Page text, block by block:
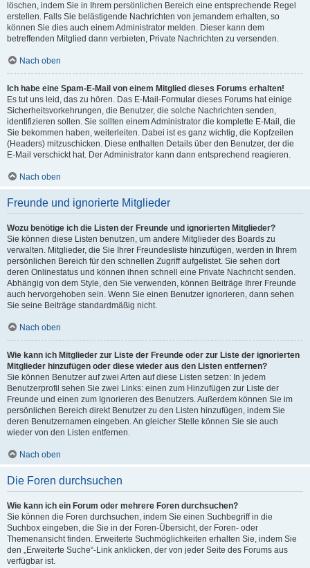
löschen, indem Sie in Ihrem persönlichen Bereich eine entsprechende Regel
erstellen. Falls Sie belästigende Nachrichten von jemandem erhalten, so
können Sie dies auch einem Administrator melden. Dieser kann dem
betreffenden Mitglied dann verbieten, Private Nachrichten zu versenden.
Nach oben
Ich habe eine Spam-E-Mail von einem Mitglied dieses Forums erhalten!
Es tut uns leid, das zu hören. Das E-Mail-Formular dieses Forums hat einige
Sicherheitsvorkehrungen, die Benutzer, die solche Nachrichten senden,
identifizieren sollen. Sie sollten einem Administrator die komplette E-Mail, die
Sie bekommen haben, weiterleiten. Dabei ist es ganz wichtig, die Kopfzeilen
(Headers) mitzuschicken. Diese enthalten Details über den Benutzer, der die
E-Mail verschickt hat. Der Administrator kann dann entsprechend reagieren.
Nach oben
Freunde und ignorierte Mitglieder
Wozu benötige ich die Listen der Freunde und ignorierten Mitglieder?
Sie können diese Listen benutzen, um andere Mitglieder des Boards zu
verwalten. Mitglieder, die Sie Ihrer Freundesliste hinzufügen, werden in Ihrem
persönlichen Bereich für den schnellen Zugriff aufgelistet. Sie sehen dort
deren Onlinestatus und können ihnen schnell eine Private Nachricht senden.
Abhängig von dem Style, den Sie verwenden, können Beiträge Ihrer Freunde
auch hervorgehoben sein. Wenn Sie einen Benutzer ignorieren, dann sehen
Sie seine Beiträge standardmäßig nicht.
Nach oben
Wie kann ich Mitglieder zur Liste der Freunde oder zur Liste der ignorierten
Mitglieder hinzufügen oder diese wieder aus den Listen entfernen?
Sie können Benutzer auf zwei Arten auf diese Listen setzen: In jedem
Benutzerprofil sehen Sie zwei Links: einen zum Hinzufügen zur Liste der
Freunde und einen zum Ignorieren des Benutzers. Außerdem können Sie im
persönlichen Bereich direkt Benutzer zu den Listen hinzufügen, indem Sie
deren Benutzernamen eingeben. An gleicher Stelle können Sie sie auch
wieder von den Listen entfernen.
Nach oben
Die Foren durchsuchen
Wie kann ich ein Forum oder mehrere Foren durchsuchen?
Sie können die Foren durchsuchen, indem Sie einen Suchbegriff in die
Suchbox eingeben, die Sie in der Foren-Übersicht, der Foren- oder
Themenansicht finden. Erweiterte Suchmöglichkeiten erhalten Sie, indem Sie
den „Erweiterte Suche“-Link anklicken, der von jeder Seite des Forums aus
verfügbar ist.